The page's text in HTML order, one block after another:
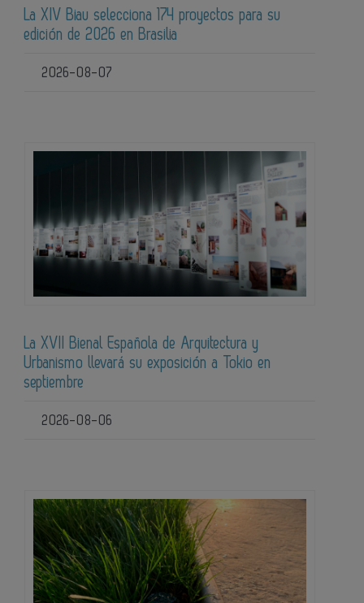
La XIV Biau selecciona 174 proyectos para su
edición de 2026 en Brasilia
2026-08-07
La XVII Bienal Española de Arquitectura y
Urbanismo llevará su exposición a Tokio en
septiembre
2026-08-06